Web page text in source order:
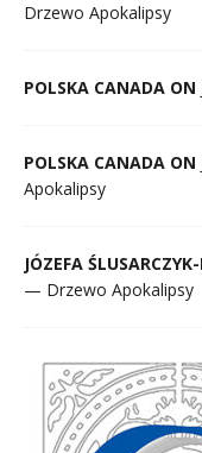
Drzewo Apokalipsy
POLSKA CANADA ON
POLSKA CANADA ON
Apokalipsy
JÓZEFA
— Drzewo Apokalipsy